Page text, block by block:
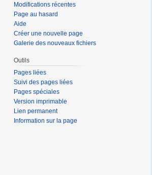
Modifications récentes
Page au hasard
Aide
Créer une nouvelle page
Galerie des nouveaux fichiers
Outils
Pages liées
Suivi des pages liées
Pages spéciales
Version imprimable
Lien permanent
Information sur la page